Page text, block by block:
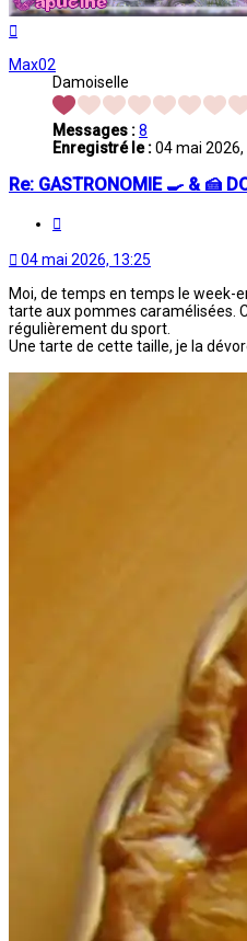
Max02
Damoiselle
Messages :8
Enregistré le :04 mai 2026,
Re: GASTRONOMIE 🍳 & 🍰
04 mai 2026, 13:25
Moi, de temps en temps le week-
tarte aux pommes caramélisées.
régulièrement du sport.
Une tarte de cette taille, je la